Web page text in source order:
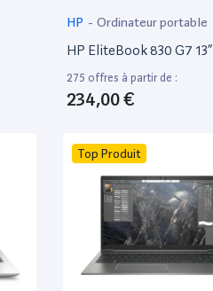
HP - Ordinateur portable
HP EliteBook 830 G7 13”
275 offres à partir de :
234,00 €
Top Produit